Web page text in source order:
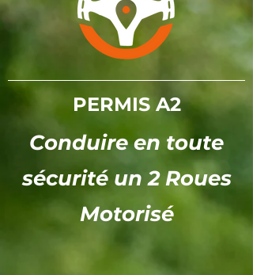
PERMIS A2
Conduire en toute
sécurité un 2 Roues
Motorisé